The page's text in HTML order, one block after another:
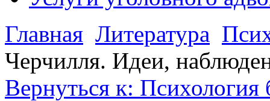
Главная Литература
Черчилля. Идеи,
Вернуться к: Психология